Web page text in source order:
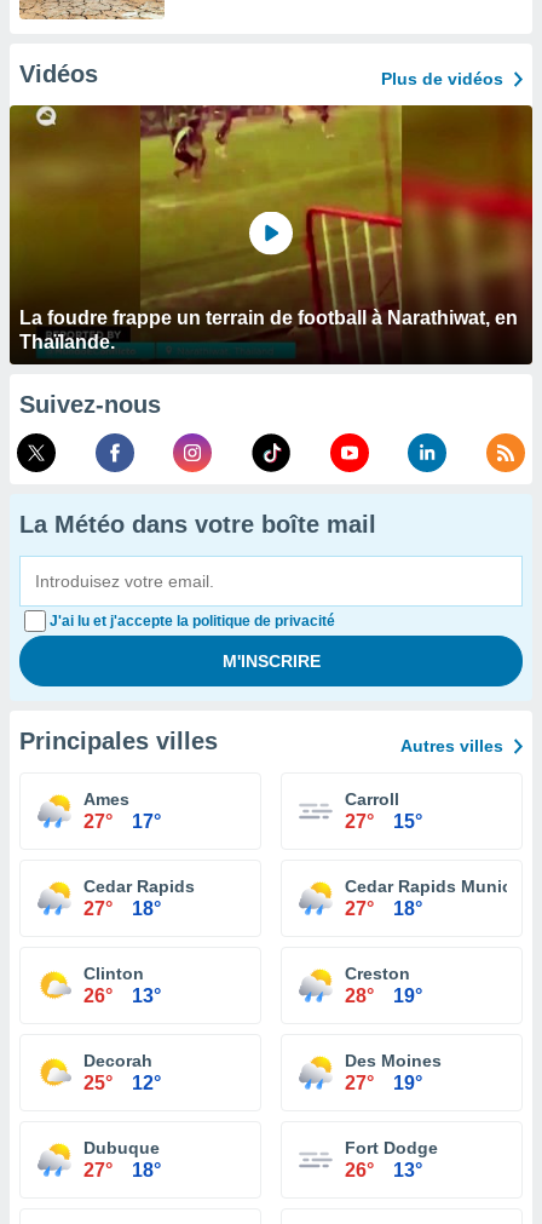
Vidéos Plus de vidéos
La foudre frappe un terrain de football à Narathiwat, en
Thaïlande.
Suivez-nous
La Météo dans votre boîte mail
J'ai lu et j'accepte la politique de privacité
Principales villes Autres villes
Ames
27° 17°
Carroll
27° 15°
Cedar Rapids
27° 18°
Cedar Rapids
27° 18°
Clinton
26° 13°
Creston
28° 19°
Decorah
25° 12°
Des Moines
27° 19°
Dubuque
27° 18°
Fort Dodge
26° 13°